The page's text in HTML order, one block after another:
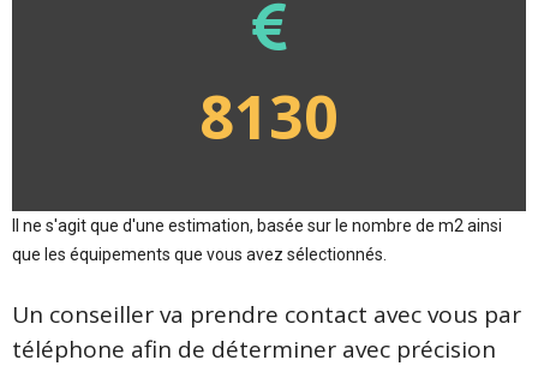
8130
Il ne s'agit que d'une estimation, basée sur le nombre de m2 ainsi
que les équipements que vous avez sélectionnés.
Un conseiller va prendre contact avec vous par
téléphone afin de déterminer avec précision